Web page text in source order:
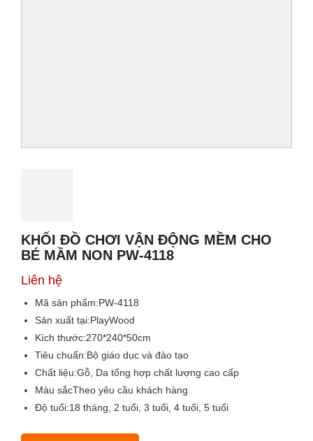
KHỐI ĐỒ CHƠI VẬN ĐỘNG MỀM CHO
BÉ MẦM NON PW-4118
Liên hệ
Mã sản phẩm:PW-4118
Sản xuất tại:PlayWood
Kích thước:270*240*50cm
Tiêu chuẩn:Bộ giáo dục và đào tạo
Chất liệu:Gỗ, Da tổng hợp chất lượng cao cấp
Màu sắcTheo yêu cầu khách hàng
Độ tuổi:18 tháng, 2 tuổi, 3 tuổi, 4 tuổi, 5 tuổi